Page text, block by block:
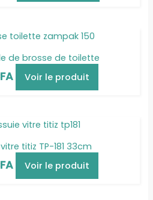
de brosse de toilette
Voir le produit
titiz TP-181 33cm
Voir le produit